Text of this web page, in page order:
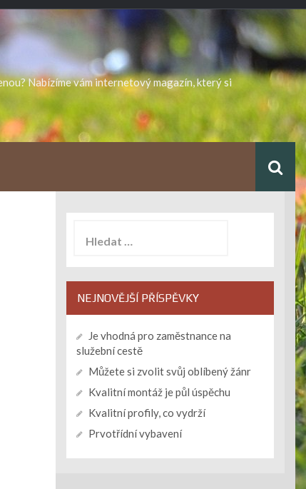
Nabízíme vám internetový magazín, který si
NEJNOVĚJŠÍ PŘÍSPĚVKY
Je vhodná pro zaměstnance na
služební cestě
Můžete si zvolit svůj oblíbený žánr
Kvalitní montáž je půl úspěchu
Kvalitní profily, co vydrží
Prvotřídní vybavení